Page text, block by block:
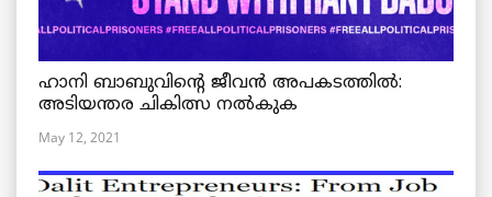
ഹാനി ബാബുവിന്റെ ജീവൻ അപകടത്തിൽ:
അടിയന്തര ചികിത്സ നൽകുക
May 12, 2021